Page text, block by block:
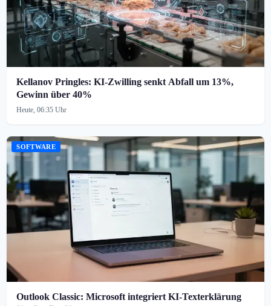
Kellanov Pringles: KI-Zwilling senkt Abfall um 13%,
Gewinn über 40%
Heute, 06:35 Uhr
SOFTWARE
Outlook Classic: Microsoft integriert KI-Texterklärung